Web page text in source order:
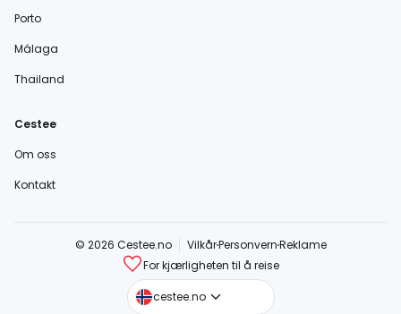
Porto
Málaga
Thailand
Cestee
Om oss
Kontakt
© 2026 Cestee.no VilkårPersonvernReklame
For kjærligheten til å reise
cestee.no
cestee.com